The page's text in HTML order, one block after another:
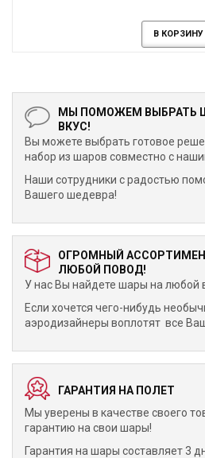
В КОРЗИНУ
МЫ ПОМОЖЕМ ВЫБРАТЬ
ВКУС!
Вы можете выбрать готовое
набор из шаров совместно с
Наши сотрудники с радостью
Вашего шедевра!
ОГРОМНЫЙ
ЛЮБОЙ ПОВОД!
У нас Вы найдете шары на любой
Если хочется чего-нибудь
аэродизайнеры воплотят все
ГАРАНТИЯ НА ПОЛЕТ
Мы уверены в качестве своего
гарантию на свои шары!
Гарантия на шары составляет 3